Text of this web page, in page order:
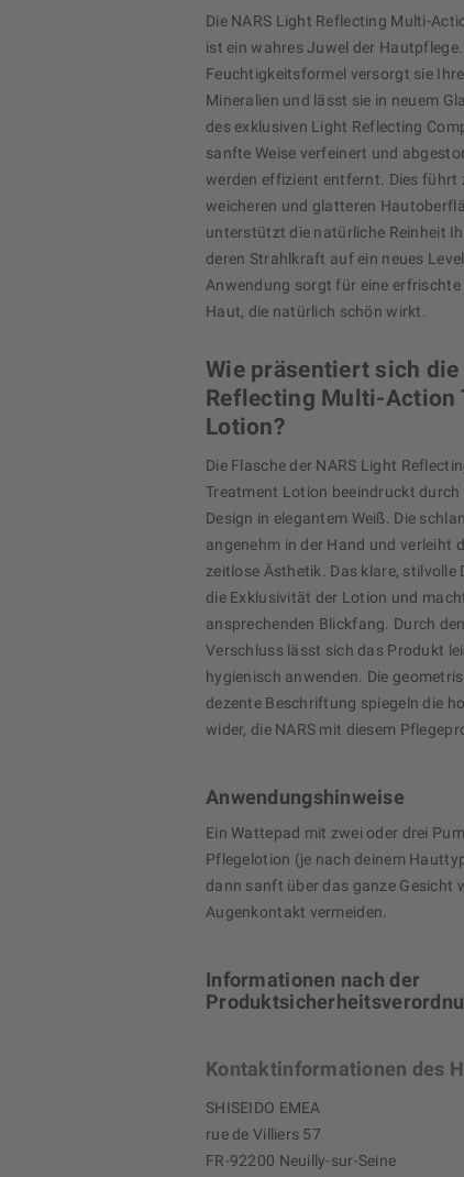
Die NARS Light Reflecting Multi-
ist ein wahres Juwel der
Feuchtigkeitsformel versorgt sie
Mineralien und lässt sie in neuem
des exklusiven Light Reflecting
sanfte Weise verfeinert und
werden effizient entfernt. Dies führt
weicheren und glatteren
unterstützt die natürliche Reinheit
deren Strahlkraft auf ein neues
Anwendung sorgt für eine
Haut, die natürlich schön wirkt.
Wie präsentiert sich die
Reflecting Multi-Action
Lotion?
Die Flasche der NARS Light
Treatment Lotion beeindruckt
Design in elegantem Weiß. Die
angenehm in der Hand und verleiht
zeitlose Ästhetik. Das klare, stilvolle
die Exklusivität der Lotion und
ansprechenden Blickfang. Durch
Verschluss lässt sich das Produkt
hygienisch anwenden. Die
dezente Beschriftung spiegeln die
wider, die NARS mit diesem
Anwendungshinweise
Ein Wattepad mit zwei oder drei
Pflegelotion (je nach deinem
dann sanft über das ganze Gesicht
Augenkontakt vermeiden.
Informationen nach der
Kontaktinformationen des
SHISEIDO EMEA
rue de Villiers 57
FR-92200 Neuilly-sur-Seine